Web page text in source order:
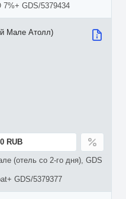
GDS/5379434
Мале Атолл)
RUB
(отель со 2-го дня), GDS
GDS/5379377